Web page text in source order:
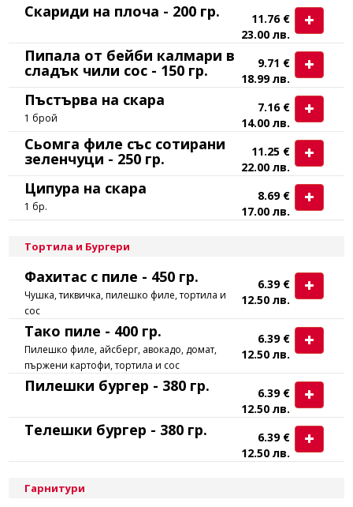
Скариди на плоча - 200 гр.
11.76 €
23.00 лв.
Пипала от бейби калмари в
сладък чили сос - 150 гр.
9.71 €
18.99 лв.
Пъстърва на скара
1 брой
7.16 €
14.00 лв.
Сьомга филе със сотирани
зеленчуци - 250 гр.
11.25 €
22.00 лв.
Ципура на скара
1 бр.
8.69 €
17.00 лв.
Тортила и Бургери
Фахитас с пиле - 450 гр.
Чушка, тиквичка, пилешко филе, тортила и
сос
6.39 €
12.50 лв.
Тако пиле - 400 гр.
Пилешко филе, айсберг, авокадо, домат,
пържени картофи, тортила и сос
6.39 €
12.50 лв.
Пилешки бургер - 380 гр.
6.39 €
12.50 лв.
Телешки бургер - 380 гр.
6.39 €
12.50 лв.
Гарнитури